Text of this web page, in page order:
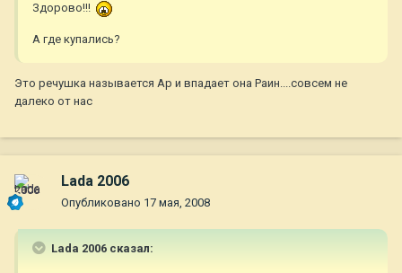
Здорово!!!
А где купались?
Это речушка называется Ар и впадает она Раин....совсем не
далеко от нас
Lada 2006
Опубликовано 17 мая, 2008
Lada 2006 сказал: